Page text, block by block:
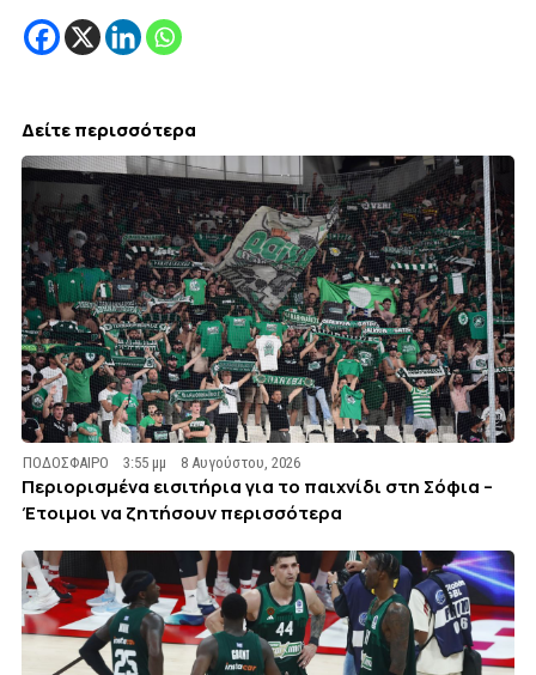
Δείτε περισσότερα
ΠΟΔΟΣΦΑΙΡΟ 3:55 μμ 8 Αυγούστου, 2026
Περιορισμένα εισιτήρια για το παιχνίδι στη Σόφια –
Έτοιμοι να ζητήσουν περισσότερα